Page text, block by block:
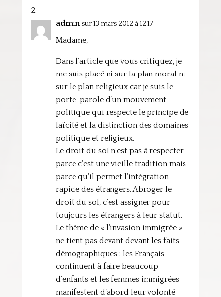
admin sur 13 mars 2012 à 12:17
Madame,
Dans l’article que vous critiquez, je
me suis placé ni sur la plan moral ni
sur le plan religieux car je suis le
porte-parole d’un mouvement
politique qui respecte le principe de
laïcité et la distinction des domaines
politique et religieux.
Le droit du sol n’est pas à respecter
parce c’est une vieille tradition mais
parce qu’il permet l’intégration
rapide des étrangers. Abroger le
droit du sol, c’est assigner pour
toujours les étrangers à leur statut.
Le thème de « l’invasion immigrée »
ne tient pas devant devant les faits
démographiques : les Français
continuent à faire beaucoup
d’enfants et les femmes immigrées
manifestent d’abord leur volonté